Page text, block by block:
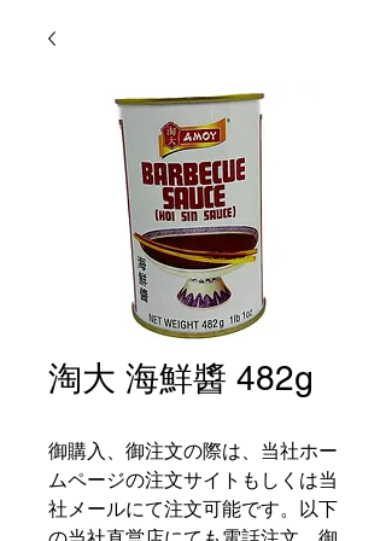
淘大 海鮮醬 482g
御購入、御注文の際は、当社ホー
ムページの注文サイトもしくは当
社メールにて注文可能です。以下